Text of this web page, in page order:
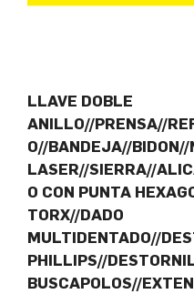
LLAVE DOBLE
ANILLO//PRENSA//
O//BANDEJA//BIDON//
LASER//SIERRA//
O CON PUNTA
TORX//DADO
MULTIDENTADO//
PHILLIPS//
BUSCAPOLOS//